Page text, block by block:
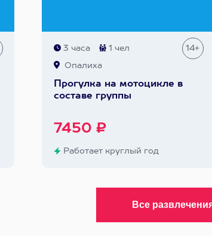
3 часа 1 чел 14+
Опалиха
Прогулка на мотоцикле в
составе группы
7450 ₽
Работает круглый год